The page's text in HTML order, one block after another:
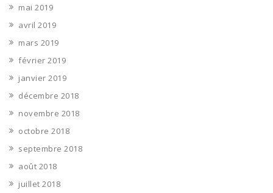
mai 2019
avril 2019
mars 2019
février 2019
janvier 2019
décembre 2018
novembre 2018
octobre 2018
septembre 2018
août 2018
juillet 2018